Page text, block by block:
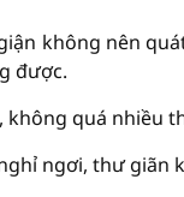
không nên
được.
không quá nhiều
ngơi, thư giãn